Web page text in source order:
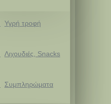
Υγρή τροφή
Λιχουδιές, Snacks
Συμπληρώματα